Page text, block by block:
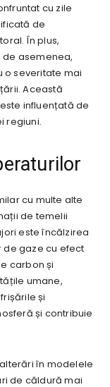
cu zile
de
În plus,
de asemenea,
o severitate mai
Această
influențată de
regiuni.
cu multe alte
de temelii
este încălzirea
gaze cu efect
carbon și
umane,
și
și contribuie
în modelele
de căldură mai